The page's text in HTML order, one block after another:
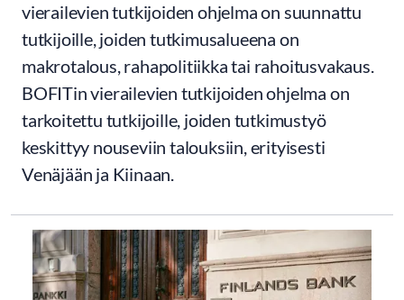
vierailevien tutkijoiden ohjelma on suunnattu
tutkijoille, joiden tutkimusalueena on
makrotalous, rahapolitiikka tai rahoitusvakaus.
BOFITin vierailevien tutkijoiden ohjelma on
tarkoitettu tutkijoille, joiden tutkimustyö
keskittyy nouseviin talouksiin, erityisesti
Venäjään ja Kiinaan.